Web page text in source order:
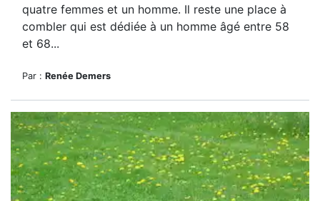
quatre femmes et un homme. Il reste une place à
combler qui est dédiée à un homme âgé entre 58
et 68...
Par : Renée Demers